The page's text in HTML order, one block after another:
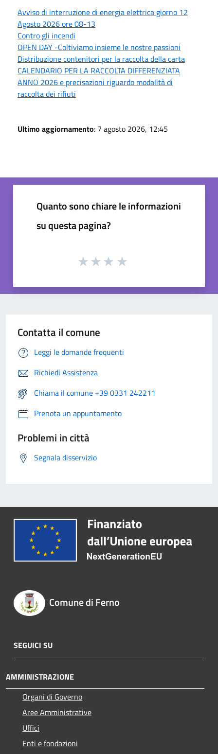
Avviso di interruzione di energia elettrica giorno 12
Agosto 2026 ore 08-13
Contro gli incendi
OPEN DAY -Coltiviamo insieme le nostre passioni
Distribuzione contenitori per la raccolta della carta
CALENDARIO PER LA RACCOLTA DIFFERENZIATA
ANNO 2026 e precisazioni riguardo modalità di
raccolta dei rifiuti
Ultimo aggiornamento: 7 agosto 2026, 12:45
Quanto sono chiare le informazioni
su questa pagina?
Contatta il comune
Leggi le domande frequenti
Richiedi Assistenza
Chiama il comune +39 0331 242211
Prenota un appuntamento
Problemi in città
Segnala disservizio
Comune di Ferno
SEGUICI SU
AMMINISTRAZIONE
Organi di Governo
Aree Amministrative
Uffici
Enti e fondazioni